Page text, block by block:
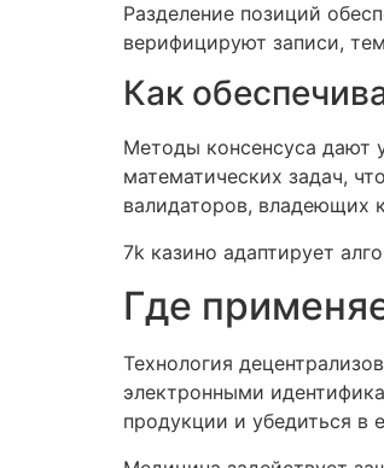
Разделение позиций
верифицируют записи,
Как
Методы консенсуса дают
математических задач,
валидаторов, владеющих
7k казино адаптирует
Где
Технология
электронными
продукции и убедиться в